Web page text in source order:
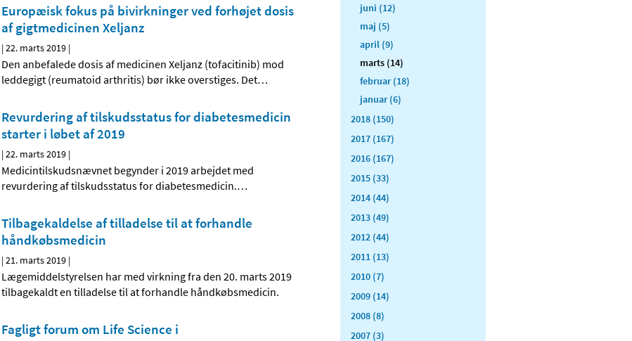
Europæisk fokus på bivirkninger ved forhøjet dosis
af gigtmedicinen Xeljanz
|22. marts 2019 |
Den anbefalede dosis af medicinen Xeljanz (tofacitinib) mod
leddegigt (reumatoid arthritis) bør ikke overstiges. Det…
Revurdering af tilskudsstatus for diabetesmedicin
starter i løbet af 2019
|22. marts 2019 |
Medicintilskudsnævnet begynder i 2019 arbejdet med
revurdering af tilskudsstatus for diabetesmedicin.…
Tilbagekaldelse af tilladelse til at forhandle
håndkøbsmedicin
|21. marts 2019 |
Lægemiddelstyrelsen har med virkning fra den 20. marts 2019
tilbagekaldt en tilladelse til at forhandle håndkøbsmedicin.
Fagligt forum om Life Science i
juni (12)
maj (5)
april (9)
marts (14)
februar (18)
januar (6)
2018 (150)
2017 (167)
2016 (167)
2015 (33)
2014 (44)
2013 (49)
2012 (44)
2011 (13)
2010 (7)
2009 (14)
2008 (8)
2007 (3)